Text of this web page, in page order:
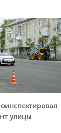
улицы